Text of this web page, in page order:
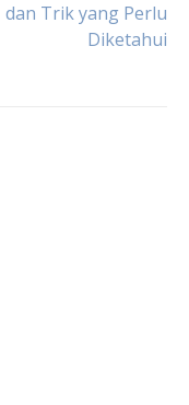
dan Trik yang Perlu
Diketahui